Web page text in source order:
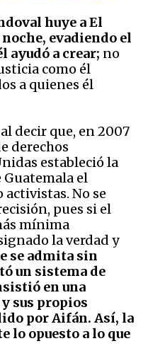
huye a El
evadiendo el
ayudó a crear; no
como él
a quienes él
decir que, en 2007
derechos
estableció la
Guatemala el
No se
pues si el
mínima
la verdad y
se admita sin
un sistema de
en una
sus propios
por Aifán. Así, la
lo opuesto a lo que